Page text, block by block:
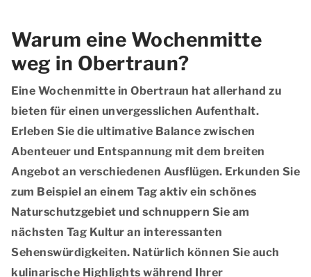
Warum eine Wochenmitte
weg in Obertraun?
Eine Wochenmitte in Obertraun hat allerhand zu
bieten für einen unvergesslichen Aufenthalt.
Erleben Sie die ultimative Balance zwischen
Abenteuer und Entspannung mit dem breiten
Angebot an verschiedenen Ausflügen. Erkunden Sie
zum Beispiel an einem Tag aktiv ein schönes
Naturschutzgebiet und schnuppern Sie am
nächsten Tag Kultur an interessanten
Sehenswürdigkeiten. Natürlich können Sie auch
kulinarische Highlights während Ihrer